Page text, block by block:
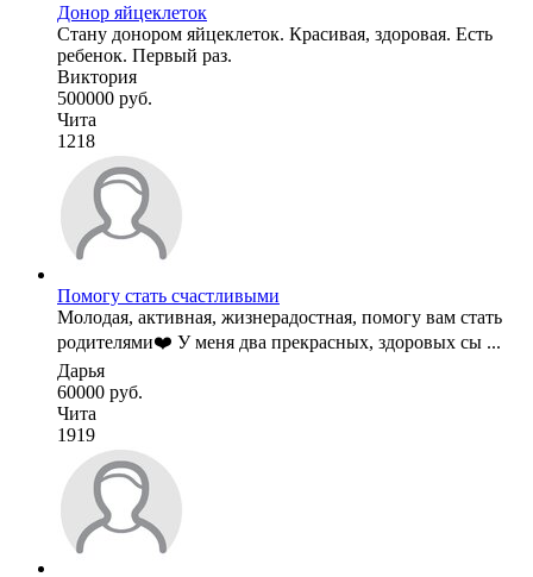
Донор яйцеклеток
Стану донором яйцеклеток. Красивая, здоровая. Есть
ребенок. Первый раз.
Виктория
500000 руб.
Чита
1218
Помогу стать счастливыми
Молодая, активная, жизнерадостная, помогу вам стать
родителями❤️ У меня два прекрасных, здоровых сы ...
Дарья
60000 руб.
Чита
1919